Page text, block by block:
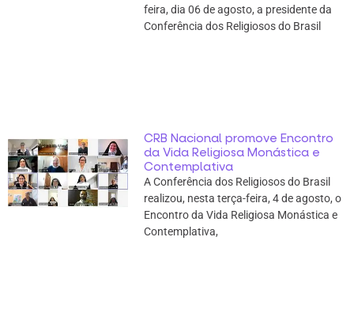
feira, dia 06 de agosto, a presidente da
Conferência dos Religiosos do Brasil
CRB Nacional promove Encontro
da Vida Religiosa Monástica e
Contemplativa
A Conferência dos Religiosos do Brasil
realizou, nesta terça-feira, 4 de agosto, o
Encontro da Vida Religiosa Monástica e
Contemplativa,